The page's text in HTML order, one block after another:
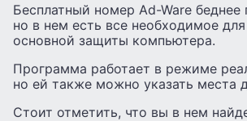
Бесплатный номер Ad-Ware беднее
но в нем есть все необходимое
основной защиты компьютера.
Программа работает в режиме
но ей также можно указать места
Стоит отметить, что вы в нем